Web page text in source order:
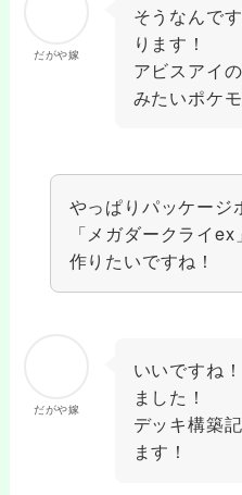
だがや嫁
そうなんで
ります！
アビスアイ
みたいポケ
やっぱりパッケージ
「メガダークライ
作りたいですね！
だがや嫁
いいですね
ました！
デッキ構築
ます！